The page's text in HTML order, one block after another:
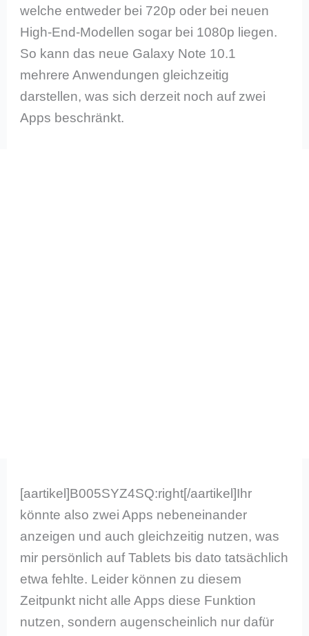
welche entweder bei 720p oder bei neuen
High-End-Modellen sogar bei 1080p liegen.
So kann das neue Galaxy Note 10.1
mehrere Anwendungen gleichzeitig
darstellen, was sich derzeit noch auf zwei
Apps beschränkt.
[aartikel]B005SYZ4SQ:right[/aartikel]Ihr
könnte also zwei Apps nebeneinander
anzeigen und auch gleichzeitig nutzen, was
mir persönlich auf Tablets bis dato tatsächlich
etwa fehlte. Leider können zu diesem
Zeitpunkt nicht alle Apps diese Funktion
nutzen, sondern augenscheinlich nur dafür